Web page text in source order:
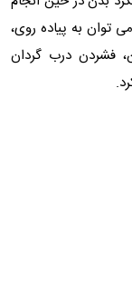
توان به پیاده‌ روی،
فشردن درب گردان